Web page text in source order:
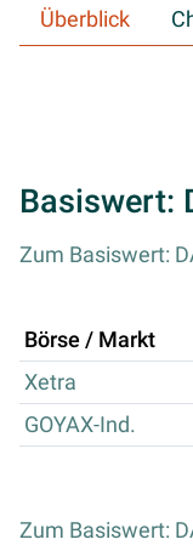
Überblick
Basiswert:
Zum Basiswert:
Börse / Markt
Xetra
GOYAX-Ind.
Zum Basiswert: